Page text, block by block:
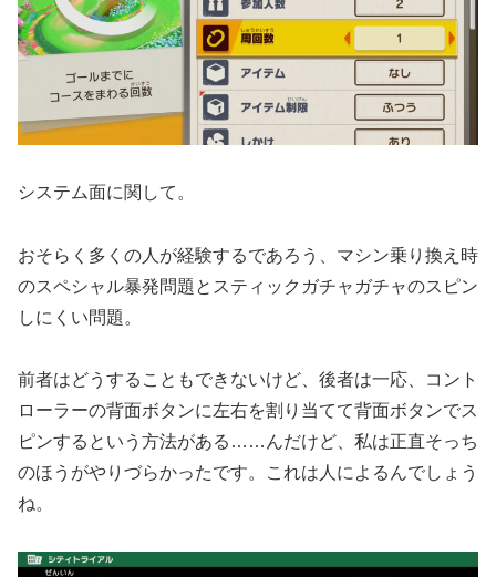
システム面に関して。
おそらく多くの人が経験するであろう、マシン乗り換え時
のスペシャル暴発問題とスティックガチャガチャのスピン
しにくい問題。
前者はどうすることもできないけど、後者は一応、コント
ローラーの背面ボタンに左右を割り当てて背面ボタンでス
ピンするという方法がある……んだけど、私は正直そっち
のほうがやりづらかったです。これは人によるんでしょう
ね。